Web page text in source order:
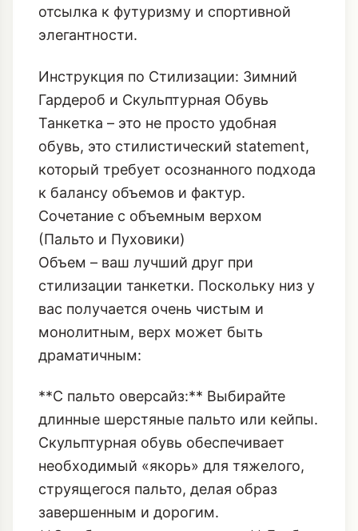
ботильонах или высоких сапогах
выглядит намного более современно,
отсылка к футуризму и спортивной
элегантности.
Инструкция по Стилизации: Зимний
Гардероб и Скульптурная Обувь
Танкетка – это не просто удобная
обувь, это стилистический statement,
который требует осознанного подхода
к балансу объемов и фактур.
Сочетание с объемным верхом
(Пальто и Пуховики)
Объем – ваш лучший друг при
стилизации танкетки. Поскольку низ у
монолитным, верх может быть
драматичным:
**С пальто оверсайз:** Выбирайте
длинные шерстяные пальто или кейпы.
Скульптурная обувь обеспечивает